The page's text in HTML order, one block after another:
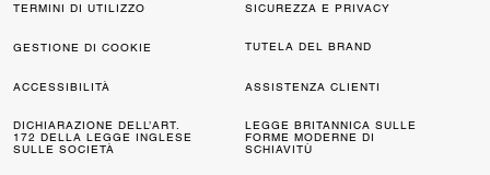
TERMINI DI UTILIZZO SICUREZZA E PRIVACY
GESTIONE DI COOKIE TUTELA DEL BRAND
ACCESSIBILITÀ ASSISTENZA CLIENTI
DICHIARAZIONE DELL’ART.
172 DELLA LEGGE INGLESE
SULLE SOCIETÀ
LEGGE BRITANNICA SULLE
FORME MODERNE DI
SCHIAVITÙ